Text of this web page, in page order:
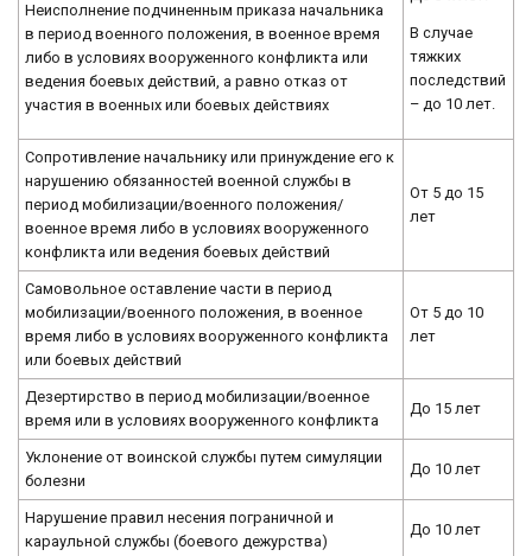
Неисполнение подчиненным приказа начальника
в период военного положения, в военное время
либо в условиях вооруженного конфликта или
ведения боевых действий, а равно отказ от
участия в военных или боевых действиях
В случае
тяжких
последствий
– до 10 лет.
Сопротивление начальнику или принуждение его к
нарушению обязанностей военной службы в
период мобилизации/военного положения/
военное время либо в условиях вооруженного
конфликта или ведения боевых действий
От 5 до 15
лет
Самовольное оставление части в период
мобилизации/военного положения, в военное
время либо в условиях вооруженного конфликта
или боевых действий
От 5 до 10
лет
Дезертирство в период мобилизации/военное
время или в условиях вооруженного конфликта
До 15 лет
Уклонение от воинской службы путем симуляции
болезни
До 10 лет
Нарушение правил несения пограничной и
караульной службы (боевого дежурства)
До 10 лет